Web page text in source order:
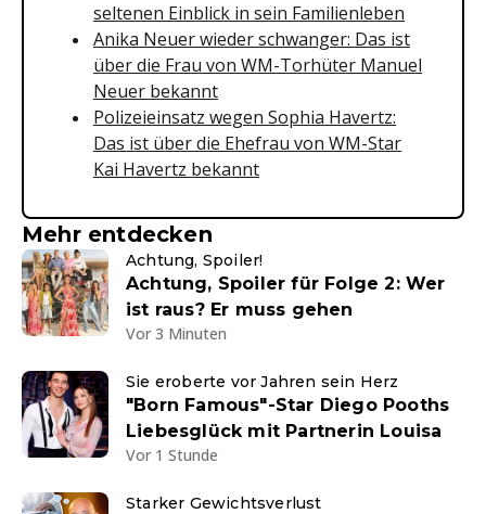
seltenen Einblick in sein Familienleben
Anika Neuer wieder schwanger: Das ist
über die Frau von WM-Torhüter Manuel
Neuer bekannt
Polizeieinsatz wegen Sophia Havertz:
Das ist über die Ehefrau von WM-Star
Kai Havertz bekannt
Mehr entdecken
Achtung, Spoiler!
Achtung, Spoiler für Folge 2: Wer
ist raus? Er muss gehen
Vor 3 Minuten
Sie eroberte vor Jahren sein Herz
"Born Famous"-Star Diego Pooths
Liebesglück mit Partnerin Louisa
Vor 1 Stunde
Starker Gewichtsverlust